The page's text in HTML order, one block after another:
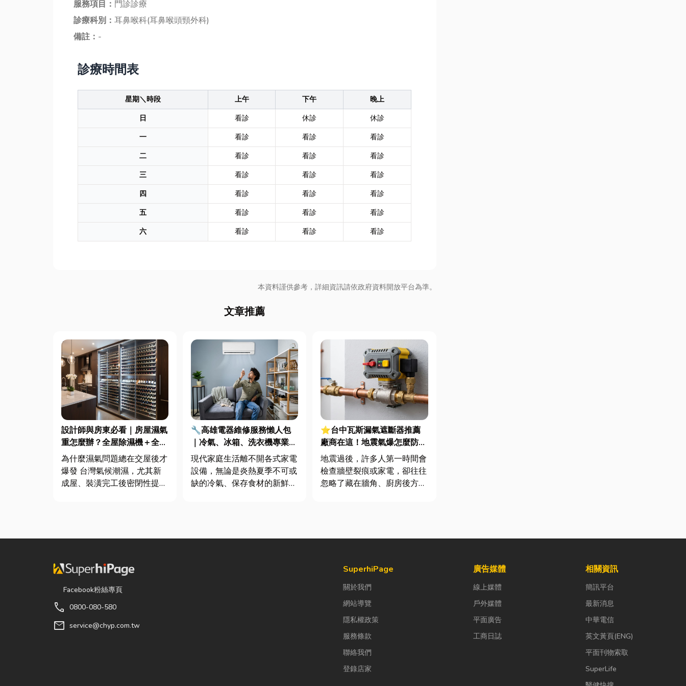
服務項目： 門診診療
診療科別： 耳鼻喉科(耳鼻喉頭頸外科)
備註： -
診療時間表
星期＼時段 上午 下午
晚上
日
看診 休診
休診
一
看診 看診
看診
二
看診 看診
看診
三
看診 看診
看診
四
看診 看診
看診
五
看診 看診
看診
六
看診 看診 看診
本資料謹供參考，詳細資訊請依政府資料開放平台為準。
文章推薦
設計師與房東必看｜房屋濕氣
重怎麼辦？全屋除濕機＋全熱
交換器整合安裝|提升居住品
質與續租率
為什麼濕氣問題總在交屋後才
爆發 台灣氣候潮濕，尤其新
成屋、裝潢完工後密閉性提
變...
🔧高雄電器維修服務懶人包
｜冷氣、冰箱、洗衣機專業維
修
現代家庭生活離不開各式家電
設備，無論是炎熱夏季不可或
缺的冷氣、保存食材的新鮮冰
⭐台中瓦斯漏氣遮斷器推薦
廠商在這！地震氣爆怎麼防？
警報器與遮斷器差異、補助條
件及挑選全攻略
地震過後，許多人第一時間會
檢查牆壁裂痕或家電，卻往往
忽略了藏在牆角、廚房後方的
開關的火花...
Facebook粉絲專頁
call 0800-080-580
mail service@chyp.com.tw
SuperhiPage
關於我們
網站導覽
隱私權政策
服務條款
聯絡我們
登錄店家
廣告媒體
線上媒體
戶外媒體
平面廣告
工商日誌
相關資訊
簡訊平台
最新消息
中華電信
英文黃頁(ENG)
平面刊物索取
SuperLife